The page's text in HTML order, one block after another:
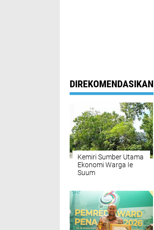
DIREKOMENDASIKAN
Kemiri Sumber Utama
Ekonomi Warga Ie
Suum